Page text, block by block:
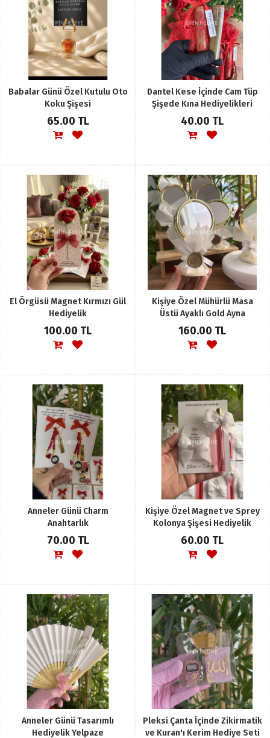
Babalar Günü Özel Kutulu Oto
Koku Şişesi
65.00 TL
Dantel Kese İçinde Cam Tüp
Şişede Kına Hediyelikleri
40.00 TL
El Örgüsü Magnet Kırmızı Gül
Hediyelik
100.00 TL
Kişiye Özel Mühürlü Masa
Üstü Ayaklı Gold Ayna
160.00 TL
Anneler Günü Charm
Anahtarlık
70.00 TL
Kişiye Özel Magnet ve Sprey
Kolonya Şişesi Hediyelik
60.00 TL
Anneler Günü Tasarımlı
Hediyelik Yelpaze
Pleksi Çanta İçinde Zikirmatik
ve Kuran'ı Kerim Hediye Seti